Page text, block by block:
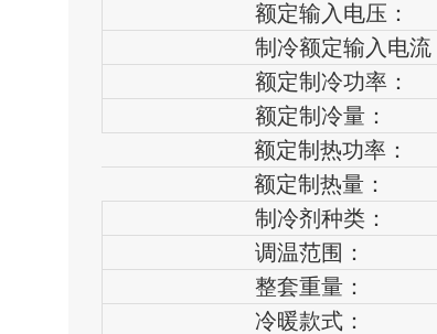
额定输入电压：
制冷额定输入电流
额定制冷功率：
额定制冷量：
额定制热功率：
额定制热量：
制冷剂种类：
调温范围：
整套重量：
冷暖款式：